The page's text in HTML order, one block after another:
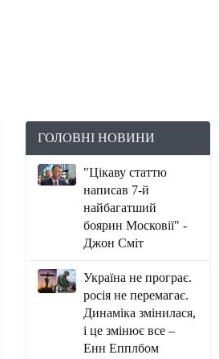
ГОЛОВНІ НОВИНИ
"Цікаву статтю
написав 7-й
найбагатший
боярин Московії" -
Джон Сміт
Україна не програє.
росія не перемагає.
Динаміка змінилася,
і це змінює все –
Енн Епплбом